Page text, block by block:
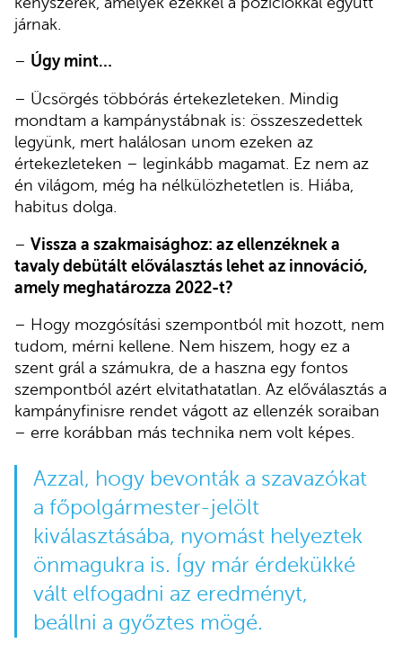
járnak.
– Úgy mint…
– Ücsörgés többórás értekezleteken. Mindig
mondtam a kampánystábnak is: összeszedettek
legyünk, mert halálosan unom ezeken az
értekezleteken – leginkább magamat. Ez nem az
én világom, még ha nélkülözhetetlen is. Hiába,
habitus dolga.
– Vissza a szakmaisághoz: az ellenzéknek a
tavaly debütált előválasztás lehet az innováció,
amely meghatározza 2022-t?
– Hogy mozgósítási szempontból mit hozott, nem
tudom, mérni kellene. Nem hiszem, hogy ez a
szent grál a számukra, de a haszna egy fontos
szempontból azért elvitathatatlan. Az előválasztás a
kampányfinisre rendet vágott az ellenzék soraiban
– erre korábban más technika nem volt képes.
Azzal, hogy bevonták a szavazókat
a főpolgármester-jelölt
kiválasztásába, nyomást helyeztek
önmagukra is. Így már érdekükké
vált elfogadni az eredményt,
beállni a győztes mögé.